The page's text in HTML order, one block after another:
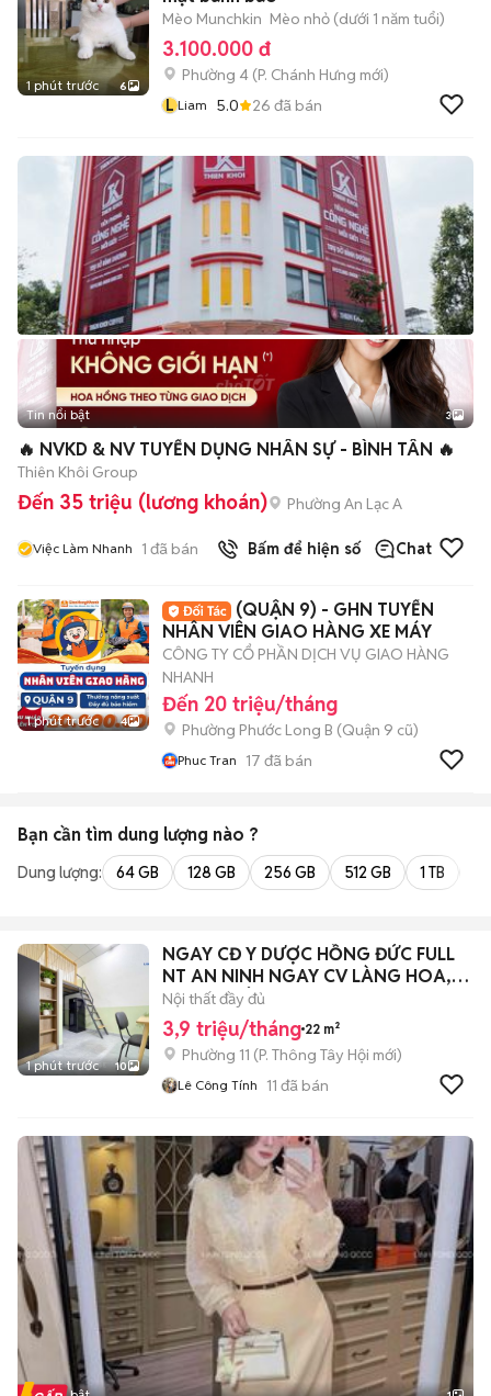
1 phút trước 6
Mèo Munchkin Mèo nhỏ (dưới 1 năm tuổi)
3.100.000 đ
Phường 4 (P. Chánh Hưng mới)
L Liam 5.0 26 đã bán
Tin nổi bật 3
🔥 NVKD & NV TUYỂN DỤNG NHÂN SỰ - BÌNH TÂN 🔥
Thiên Khôi Group
Đến 35 triệu (lương khoán) Phường An Lạc A
Việc Làm Nhanh 1 đã bán Bấm để hiện số Chat
1 phút trước 4
(QUẬN 9) - GHN TUYỂN
NHÂN VIÊN GIAO HÀNG XE MÁY
CÔNG TY CỔ PHẦN DỊCH VỤ GIAO HÀNG
NHANH
Đến 20 triệu/tháng
Phường Phước Long B (Quận 9 cũ)
Phuc Tran 17 đã bán
Bạn cần tìm dung lượng nào ?
Dung lượng: 64 GB 128 GB 256 GB 512 GB 1 TB
1 phút trước 10
NGAY CĐ Y DƯỢC HỒNG ĐỨC FULL
NT AN NINH NGAY CV LÀNG HOA,
CHỢ HT TÂY
Nội thất đầy đủ
3,9 triệu/tháng 22 m²
Phường 11 (P. Thông Tây Hội mới)
Lê Công Tính 11 đã bán